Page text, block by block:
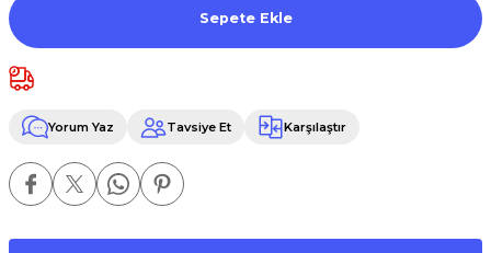
Sepete Ekle
Yorum Yaz Tavsiye Et Karşılaştır